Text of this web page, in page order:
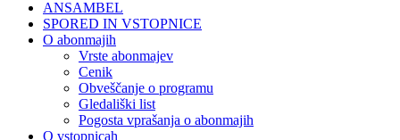
ANSAMBEL
SPORED IN VSTOPNICE
O abonmajih
Vrste abonmajev
Cenik
Obveščanje o programu
Gledališki list
Pogosta vprašanja o abonmajih
O vstopnicah